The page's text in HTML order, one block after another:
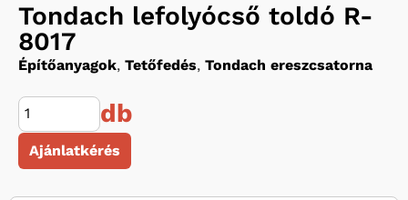
Tondach lefolyócső toldó R-
8017
Építőanyagok, Tetőfedés, Tondach ereszcsatorna
db
Ajánlatkérés